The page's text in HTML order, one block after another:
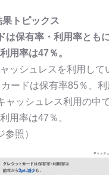
トピックス
は保有率・利用率とも
用率は47％。
ッシュレスを利用して
ードは保有率85％、
ャッシュレス利用の中
用率は47％。
参照）